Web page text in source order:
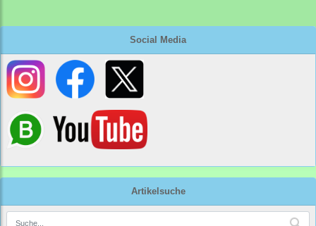
Social Media
Artikelsuche